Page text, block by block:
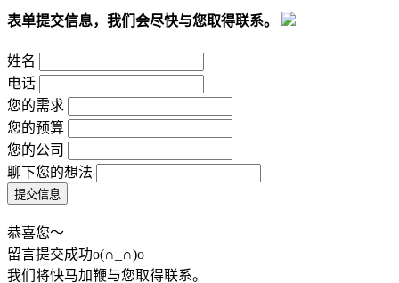
表单提交信息，我们会尽快与您取得联系。
姓名
电话
您的需求
您的预算
您的公司
聊下您的想法
恭喜您～
留言提交成功o(∩_∩)o
我们将快马加鞭与您取得联系。